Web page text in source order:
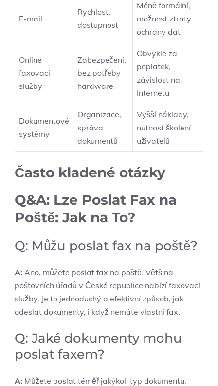
E-mail
Rychlost,
dostupnost
Méně formální,
možnost ztráty
ochrany dat
Online
faxovací
služby
Zabezpečení,
bez potřeby
hardware
Obvykle za
poplatek,
závislost na
Internetu
Dokumentové
systémy
Organizace,
správa
dokumentů
Vyšší náklady,
nutnost školení
uživatelů
Často kladené otázky
Q&A: Lze Poslat Fax na
Poště: Jak na To?
Q: Můžu poslat fax na poště?
A: Ano, můžete poslat fax na poště. Většina
poštovních úřadů v České republice nabízí faxovací
služby. Je to jednoduchý a efektivní způsob, jak
odeslat dokumenty, i když nemáte vlastní fax.
Q: Jaké dokumenty mohu
poslat faxem?
A: Můžete poslat téměř jakýkoli typ dokumentu,